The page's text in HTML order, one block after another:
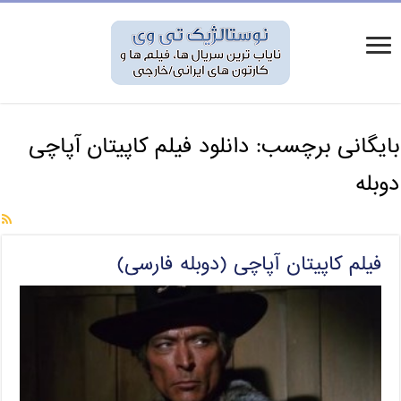
بایگانی برچسب: دانلود فیلم کاپیتان آپاچی
دوبله
فیلم کاپیتان آپاچی (دوبله فارسی)